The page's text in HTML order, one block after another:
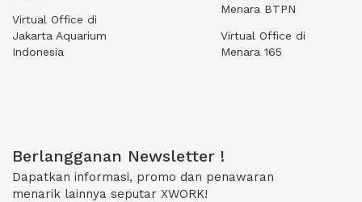
Virtual Office di
Jakarta Aquarium
Indonesia
Menara BTPN
Virtual Office di
Menara 165
Berlangganan Newsletter !
Dapatkan informasi, promo dan penawaran
menarik lainnya seputar XWORK!